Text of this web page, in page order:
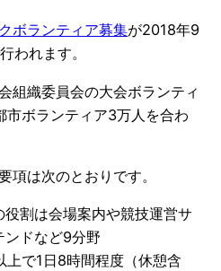
ボランティア募集が2018年9
われます。
組織委員会の大会ボランティ
市ボランティア3万人を合わ
項は次のとおりです。
割は会場案内や競技運営サ
ンドなど9分野
上で1日8時間程度（休憩含